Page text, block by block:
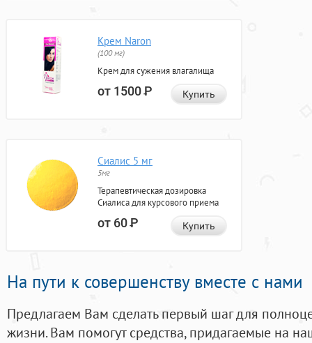
Крем Naron
(100 мг)
Крем для сужения влагалища
от 1500Р Купить
Сиалис 5 мг
5мг
Терапевтическая дозировка
Сиалиса для курсового приема
от 60Р Купить
На пути к совершенству вместе с нами
Предлагаем Вам сделать первый шаг для
жизни. Вам помогут средства, придагаемые на